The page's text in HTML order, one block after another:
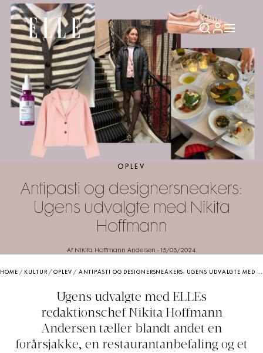
OPLEV
Antipasti og designersneakers:
Ugens udvalgte med Nikita
Hoffmann
Af Nikita Hoffmann Andersen - 15/03/2024
HOME / KULTUR/OPLEV / ANTIPASTI OG DESIGNERSNEAKERS: UGENS UDVALGTE MED NIKITA HOFFMANN
Ugens udvalgte med ELLEs
redaktionschef Nikita Hoffmann
Andersen tæller blandt andet en
forårsjakke, en restaurantanbefaling og et